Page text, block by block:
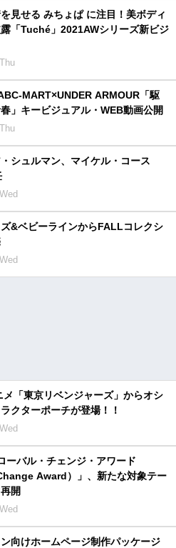
見せる みちょぱ に注目！美ボディ
「Tuché」2021AWシリーズ新ビジ
MART×UNDER ARMOUR「駆
」キービジュアル・WEB動画公開
シュルマン、マイケル・コース
&ベビーラインからFALLコレクシ
メ「東京リベンジャーズ」からオシ
クターポーチが登場！！
ーバル・チェンジ・アワード
Award）」、新たな対象テー
開
向けホームページ制作パッケージ